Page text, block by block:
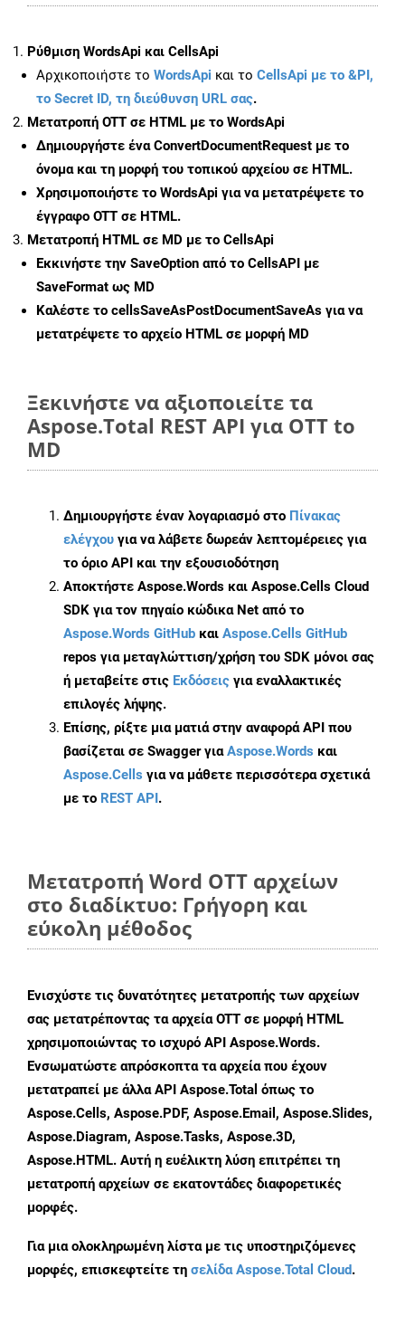
Ρύθμιση WordsApi και CellsApi
Αρχικοποιήστε το WordsApi και το CellsApi με το &PI,
το Secret ID, τη διεύθυνση URL σας.
Μετατροπή OTT σε HTML με το WordsApi
Δημιουργήστε έναConvertDocumentRequest με το
όνομα και τη μορφή του τοπικού αρχείου σε HTML.
Χρησιμοποιήστε το WordsApi για να μετατρέψετε το
έγγραφο OTT σε HTML.
Μετατροπή HTML σε MD με το CellsApi
Εκκινήστε την SaveOption από το CellsAPI με
SaveFormat ως MD
Καλέστε το cellsSaveAsPostDocumentSaveAs για να
μετατρέψετε το αρχείο HTML σε μορφή MD
Ξεκινήστε να αξιοποιείτε τα
Aspose.Total REST API για OTT to
MD
Δημιουργήστε έναν λογαριασμό στο Πίνακας
ελέγχου για να λάβετε δωρεάν λεπτομέρειες για
το όριο API και την εξουσιοδότηση
Αποκτήστε Aspose.Words και Aspose.Cells Cloud
SDK για τον πηγαίο κώδικα Net από το
Aspose.Words GitHub και Aspose.Cells GitHub
repos για μεταγλώττιση/χρήση του SDK μόνοι σας
ή μεταβείτε στις Εκδόσεις για εναλλακτικές
επιλογές λήψης.
Επίσης, ρίξτε μια ματιά στην αναφορά API που
βασίζεται σε Swagger γιαAspose.Words και
Aspose.Cells για να μάθετε περισσότερα σχετικά
με το REST API.
Μετατροπή Word OTT αρχείων
στο διαδίκτυο: Γρήγορη και
εύκολη μέθοδος
Ενισχύστε τις δυνατότητες μετατροπής των αρχείων
σας μετατρέποντας τα αρχεία OTT σε μορφή HTML
χρησιμοποιώντας το ισχυρό API Aspose.Words.
Ενσωματώστε απρόσκοπτα τα αρχεία που έχουν
μετατραπεί με άλλα API Aspose.Total όπως το
Aspose.Cells, Aspose.PDF, Aspose.Email, Aspose.Slides,
Aspose.Diagram, Aspose.Tasks, Aspose.3D,
Aspose.HTML. Αυτή η ευέλικτη λύση επιτρέπει τη
μετατροπή αρχείων σε εκατοντάδες διαφορετικές
μορφές.
Για μια ολοκληρωμένη λίστα με τις υποστηριζόμενες
μορφές, επισκεφτείτε τη σελίδα Aspose.Total Cloud.